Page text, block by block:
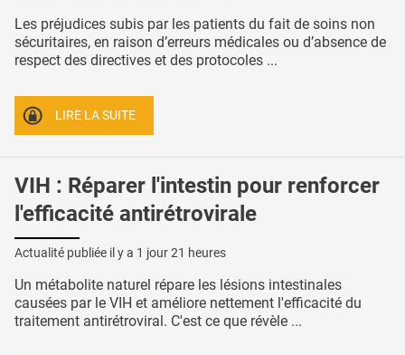
Les préjudices subis par les patients du fait de soins non
sécuritaires, en raison d’erreurs médicales ou d’absence de
respect des directives et des protocoles ...
LIRE LA SUITE
VIH : Réparer l'intestin pour renforcer
l'efficacité antirétrovirale
Actualité publiée il y a 1 jour 21 heures
Un métabolite naturel répare les lésions intestinales
causées par le VIH et améliore nettement l'efficacité du
traitement antirétroviral. C'est ce que révèle ...